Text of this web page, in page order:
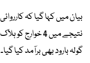
بیان میں کہا گیا کہ
نتیجے میں 4
گولہ بارود بھی برآمد کیا گیا۔